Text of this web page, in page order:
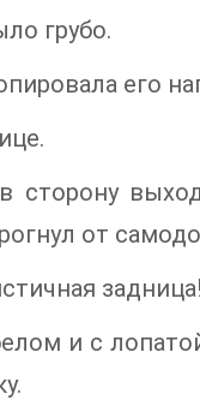
грубо.
его
сторону
от
задница!
и с